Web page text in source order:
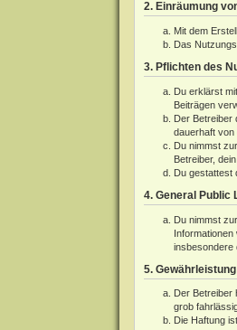
2. Einräumung
Mit dem
Das
3. Pflichten des
Du erklärst
Beiträgen
Der Betreiber
dauerhaft von
Du nimmst
Betreiber,
Du gestattest
4. General Public
Du nimmst
insbesondere
5. Gewährleistung
Der Betreiber
grob
Die Haftung